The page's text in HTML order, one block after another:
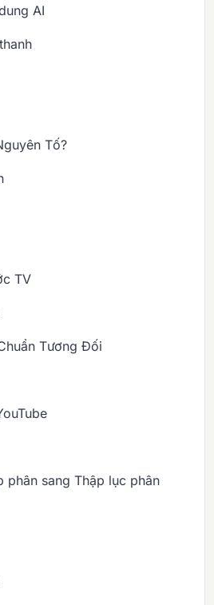
AI
Tố?
TV
Tương Đối
phân sang Thập lục phân